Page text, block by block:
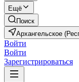
Ещё
Поиск
Архангельское
Войти
Войти
Зарегистрироваться